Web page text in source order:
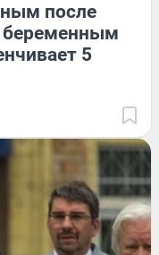
после
беременным
5